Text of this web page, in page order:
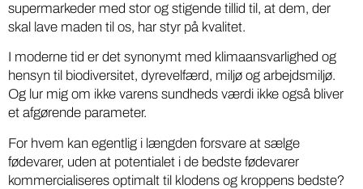
supermarkeder med stor og stigende tillid til, at dem, der
skal lave maden til os, har styr på kvalitet.
I moderne tid er det synonymt med klimaansvarlighed og
hensyn til biodiversitet, dyrevelfærd, miljø og arbejdsmiljø.
Og lur mig om ikke varens sundheds værdi ikke også bliver
et afgørende parameter.
For hvem kan egentlig i længden forsvare at sælge
fødevarer, uden at potentialet i de bedste fødevarer
kommercialiseres optimalt til klodens og kroppens bedste?